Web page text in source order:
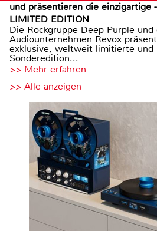
und präsentieren die einzigartige
LIMITED EDITION
Die Rockgruppe Deep Purple und
Audiounternehmen Revox
exklusive, weltweit limitierte und
Sonderedition...
>> Mehr erfahren
>> Alle anzeigen